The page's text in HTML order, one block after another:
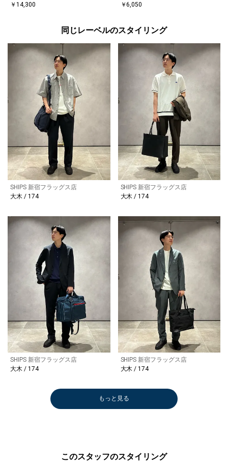
￥14,300
￥6,050
同じレーベルのスタイリング
SHIPS 新宿フラッグス店
大木 / 174
SHIPS 新宿フラッグス店
大木 / 174
SHIPS 新宿フラッグス店
大木 / 174
SHIPS 新宿フラッグス店
大木 / 174
もっと見る
このスタッフのスタイリング